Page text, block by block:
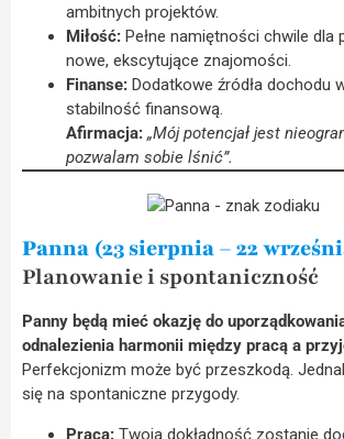
ambitnych projektów.
Miłość: Pełne namiętności chwile dla
nowe, ekscytujące znajomości.
Finanse: Dodatkowe źródła dochodu
stabilność finansową.
Afirmacja: „Mój potencjał jest
pozwalam sobie lśnić”.
Panna (23 sierpnia – 22
Planowanie i spontaniczność
Panny będą mieć okazję do
odnalezienia harmonii między pracą a
Perfekcjonizm może być przeszkodą.
się na spontaniczne przygody.
Praca: Twoja dokładność zostanie